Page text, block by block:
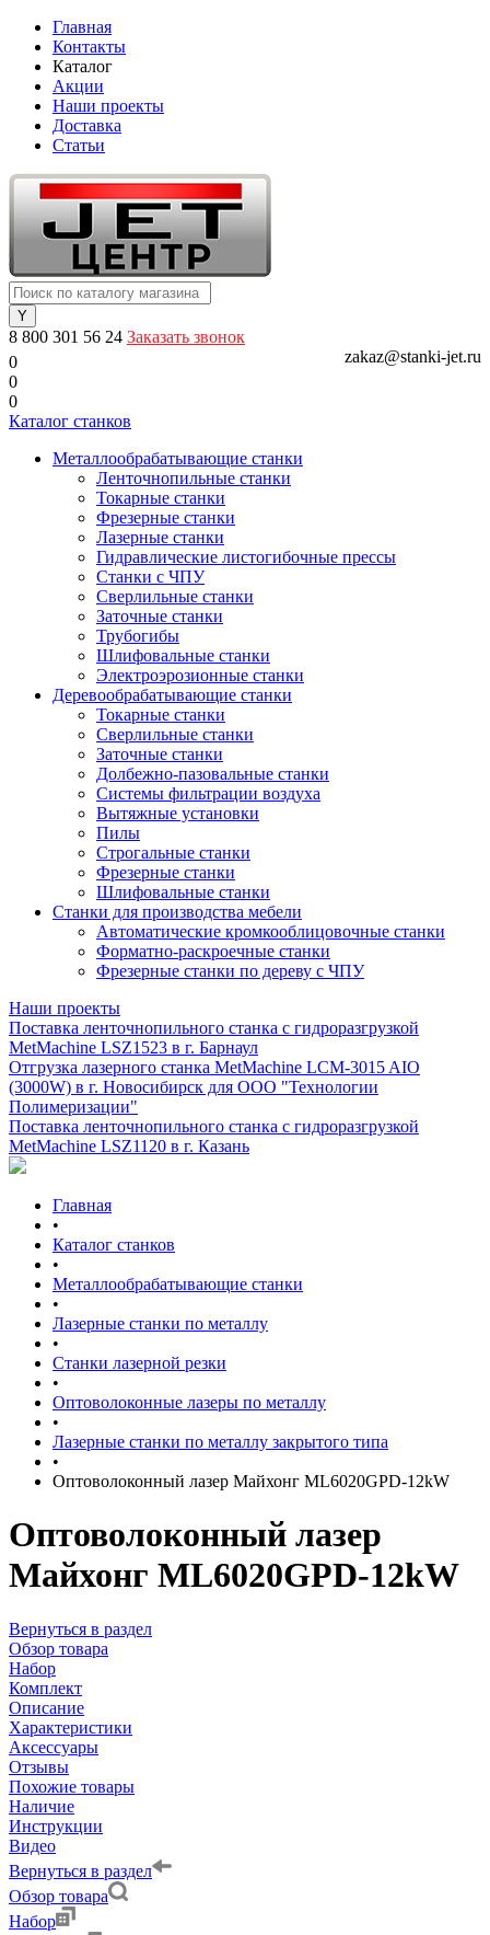
Главная
Контакты
Каталог
Акции
Наши проекты
Доставка
Статьи
8 800 301 56 24 Заказать звонок
zakaz@stanki-jet.ru
0
0
0
Каталог станков
Металлообрабатывающие станки
Ленточнопильные станки
Токарные станки
Фрезерные станки
Лазерные станки
Гидравлические листогибочные прессы
Станки с ЧПУ
Сверлильные станки
Заточные станки
Трубогибы
Шлифовальные станки
Электроэрозионные станки
Деревообрабатывающие станки
Токарные станки
Сверлильные станки
Заточные станки
Долбежно-пазовальные станки
Системы фильтрации воздуха
Вытяжные установки
Пилы
Строгальные станки
Фрезерные станки
Шлифовальные станки
Станки для производства мебели
Автоматические кромкооблицовочные станки
Форматно-раскроечные станки
Фрезерные станки по дереву с ЧПУ
Наши проекты
Поставка ленточнопильного станка c гидроразгрузкой
MetMachine LSZ1523 в г. Барнаул
Отгрузка лазерного станка MetMachine LCM-3015 AIO
(3000W) в г. Новосибирск для ООО "Технологии
Полимеризации"
Поставка ленточнопильного станка c гидроразгрузкой
MetMachine LSZ1120 в г. Казань
Главная
•
Каталог станков
•
Металлообрабатывающие станки
•
Лазерные станки по металлу
•
Станки лазерной резки
•
Оптоволоконные лазеры по металлу
•
Лазерные станки по металлу закрытого типа
•
Оптоволоконный лазер Майхонг ML6020GPD-12kW
Оптоволоконный лазер
Майхонг ML6020GPD-12kW
Вернуться в раздел
Обзор товара
Набор
Комплект
Описание
Характеристики
Аксессуары
Отзывы
Похожие товары
Наличие
Инструкции
Видео
Вернуться в раздел
Обзор товара
Набор